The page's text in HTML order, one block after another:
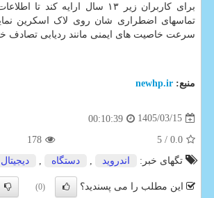
برای کاربران زیر ۱۳ سال ارایه
تماسهای اضطراری شان روی لاک اسکرین
سرعت خاصیت های ایمنی مانند ردیابی تصادف
منبع: newhp.ir
1405/03/15
00:10:39
0.0
/ 5
178
تگهای خبر:
اندروید دستگاه دیجیتال
این مطلب را می پسندید؟ (0)